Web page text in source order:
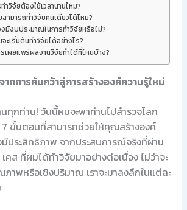
ทำวิจัยต้องใช้เวลานานไหม?
ามารถทำวิจัยคนเดียวได้ไหม?
มีงบประมาณในการทำวิจัยหรือไม่?
ะเริ่มต้นทำวิจัยได้อย่างไร?
เผยแพร่ผลงานวิจัยทำได้ที่ไหนบ้าง?
ากการค้นคว้าสู่การสร้างองค์ความรู้ใหม่
กท่าน! วันนี้ผมจะพาท่านไปสำรวจโลก
7 ขั้นตอนที่สามารถช่วยให้คุณสร้างองค์
มีประสิทธิภาพ จากประสบการณ์จริงที่ผ่าน
คส ที่ผมได้ทำวิจัยมาอย่างต่อเนื่อง ไม่ว่าจะ
าพหรือเชิงปริมาณ เราจะมาลงลึกในแต่ละ